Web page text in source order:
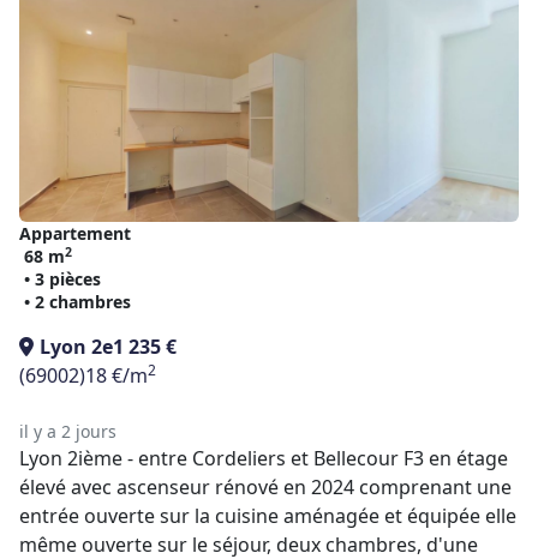
Appartement
68 m2
• 3 pièces
• 2 chambres
Lyon 2e1 235 €
(69002)18 €/m2
il y a 2 jours
Lyon 2ième - entre Cordeliers et Bellecour F3 en étage
élevé avec ascenseur rénové en 2024 comprenant une
entrée ouverte sur la cuisine aménagée et équipée elle
même ouverte sur le séjour, deux chambres, d'une